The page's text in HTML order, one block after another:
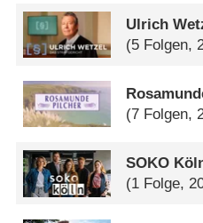
Ulrich
(5 Folgen,
(7 Folgen,
SOKO
(1 Folge,